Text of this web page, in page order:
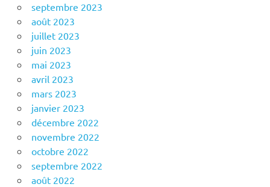
septembre 2023
août 2023
juillet 2023
juin 2023
mai 2023
avril 2023
mars 2023
janvier 2023
décembre 2022
novembre 2022
octobre 2022
septembre 2022
août 2022